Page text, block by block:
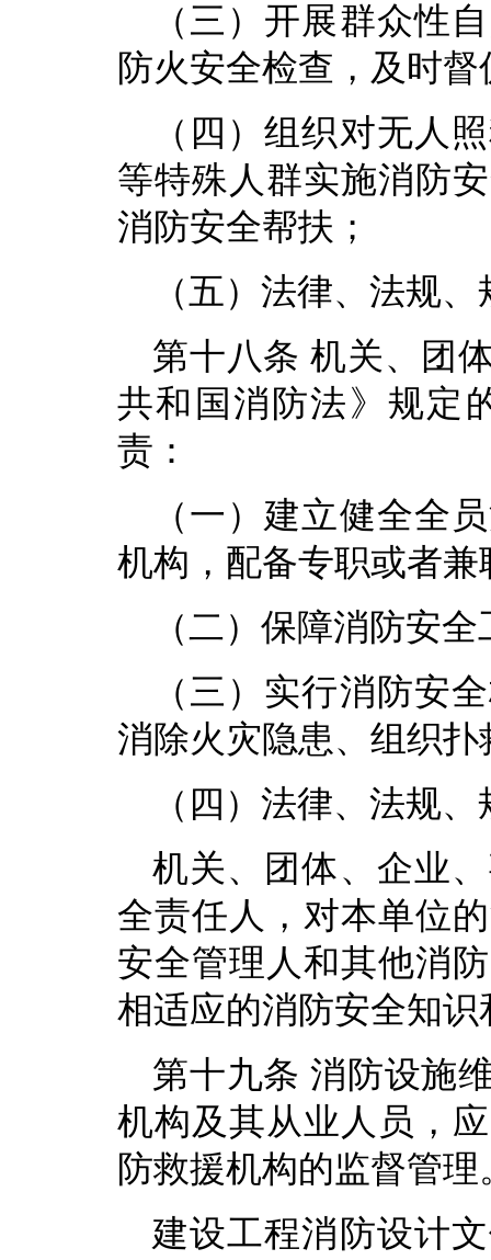
（三）开展群众性
防火安全检查，及时
（四）组织对无人
等特殊人群实施消防
消防安全帮扶；
（五）法律、法规
第十八条 机关、团
共和国消防法》规定
责：
（一）建立健全全
机构，配备专职或者
（二）保障消防安
（三）实行消防安
消除火灾隐患、组织
（四）法律、法规
机关、团体、企业
全责任人，对本单位
安全管理人和其他消
相适应的消防安全知
第十九条 消防设施
机构及其从业人员，
防救援机构的监督管理
建设工程消防设计